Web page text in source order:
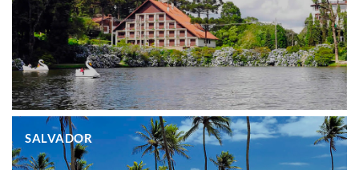
SALVADOR